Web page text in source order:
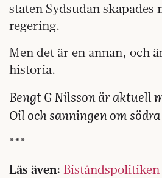
staten Sydsudan skapades
regering.
Men det är en annan, och
historia.
Bengt G Nilsson är aktuell
Oil och sanningen om södra
***
Läs även: